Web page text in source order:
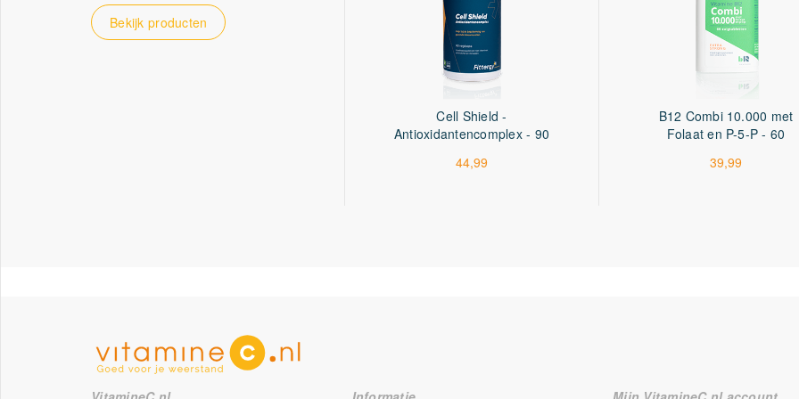
Bekijk producten
Cell Shield -
Antioxidantencomplex - 90
44,99
B12 Combi 10.000 met
Folaat en P-5-P - 60
39,99